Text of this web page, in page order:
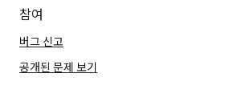
참여
버그 신고
공개된 문제 보기